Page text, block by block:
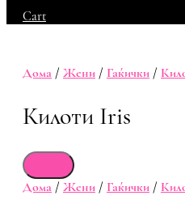
Cart
Дома / Жени / Гаќички /
Килоти Iris
Дома / Жени / Гаќички /